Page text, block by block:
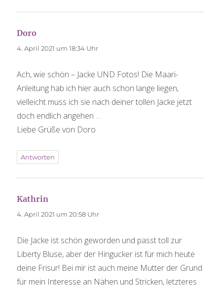
Doro
4. April 2021 um 18:34 Uhr
Ach, wie schön – Jacke UND Fotos! Die Maari-
Anleitung hab ich hier auch schon lange liegen,
vielleicht muss ich sie nach deiner tollen Jacke jetzt
doch endlich angehen …
Liebe Grüße von Doro
Antworten
Kathrin
4. April 2021 um 20:58 Uhr
Die Jacke ist schön geworden und passt toll zur
Liberty Bluse, aber der Hingucker ist für mich heute
deine Frisur! Bei mir ist auch meine Mutter der Grund
für mein Interesse an Nähen und Stricken, letzteres